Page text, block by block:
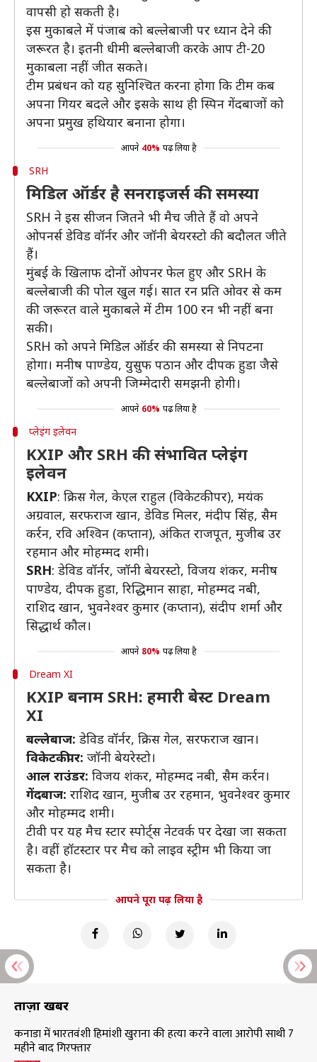
वापसी हो सकती है।
इस मुकाबले में पंजाब को बल्लेबाजी पर ध्यान देने की
जरूरत है। इतनी धीमी बल्लेबाजी करके आप टी-20
मुकाबला नहीं जीत सकते।
टीम प्रबंधन को यह सुनिश्चित करना होगा कि टीम कब
अपना गियर बदले और इसके साथ ही स्पिन गेंदबाजों को
अपना प्रमुख हथियार बनाना होगा।
आपने 40% पढ़ लिया है
SRH
मिडिल ऑर्डर है सनराइजर्स की समस्या
SRH ने इस सीजन जितने भी मैच जीते हैं वो अपने
ओपनर्स डेविड वॉर्नर और जॉनी बेयरस्टो की बदौलत जीते
हैं।
मुंबई के खिलाफ दोनों ओपनर फेल हुए और SRH के
बल्लेबाजी की पोल खुल गई। सात रन प्रति ओवर से कम
की जरूरत वाले मुकाबले में टीम 100 रन भी नहीं बना
सकी।
SRH को अपने मिडिल ऑर्डर की समस्या से निपटना
होगा। मनीष पाण्डेय, युसुफ पठान और दीपक हुडा जैसे
बल्लेबाजों को अपनी जिम्मेदारी समझनी होगी।
आपने 60% पढ़ लिया है
प्लेइंग इलेवन
KXIP और SRH की संभावित प्लेइंग
इलेवन
KXIP: क्रिस गेल, केएल राहुल (विकेटकीपर), मयंक
अग्रवाल, सरफराज खान, डेविड मिलर, मंदीप सिंह, सैम
कर्रन, रवि अश्विन (कप्तान), अंकित राजपूत, मुजीब उर
रहमान और मोहम्मद शमी।
SRH: डेविड वॉर्नर, जॉनी बेयरस्टो, विजय शंकर, मनीष
पाण्डेय, दीपक हुडा, रिद्धिमान साहा, मोहम्मद नबी,
राशिद खान, भुवनेश्वर कुमार (कप्तान), संदीप शर्मा और
सिद्धार्थ कौल।
आपने 80% पढ़ लिया है
Dream XI
KXIP बनाम SRH: हमारी बेस्ट Dream
XI
बल्लेबाज: डेविड वॉर्नर, क्रिस गेल, सरफराज खान।
विकेटकीपर: जॉनी बेयरेस्टो।
आल राउंडर: विजय शंकर, मोहम्मद नबी, सैम कर्रन।
गेंदबाज: राशिद खान, मुजीब उर रहमान, भुवनेश्वर कुमार
और मोहम्मद शमी।
टीवी पर यह मैच स्टार स्पोर्ट्स नेटवर्क पर देखा जा सकता
है। वहीं हॉटस्टार पर मैच को लाइव स्ट्रीम भी किया जा
सकता है।
आपने पूरा पढ़ लिया है
ताज़ा खबरें
कनाडा में भारतवंशी हिमांशी खुराना की हत्या करने वाला आरोपी साथी 7
महीने बाद गिरफ्तार